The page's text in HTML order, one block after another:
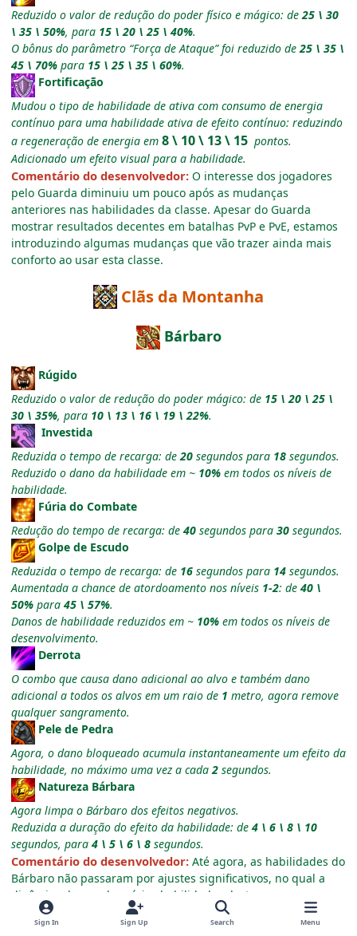
Reduzido o valor de redução do poder físico e mágico: de25 \ 30
\ 35 \ 50%, para 15 \ 20 \ 25 \ 40%.
O bônus do parâmetro “Força de Ataque” foi reduzido de25 \ 35 \
45 \ 70% para 15 \ 25 \ 35 \ 60%.
Fortificação
Mudou o tipo de habilidade de ativa com consumo de energia
contínuo para uma habilidade ativa de efeito contínuo: reduzindo
a regeneração de energia em 8 \ 10 \ 13 \ 15 pontos.
Adicionado um efeito visual para a habilidade.
Comentário do desenvolvedor: O interesse dos jogadores
pelo Guarda diminuiu um pouco após as mudanças
anteriores nas habilidades da classe. Apesar do Guarda
mostrar resultados decentes em batalhas PvP e PvE, estamos
introduzindo algumas mudanças que vão trazer ainda mais
conforto ao usar esta classe.
Clãs da Montanha
Bárbaro
Rúgido
Reduzido o valor de redução do poder mágico: de 15 \ 20 \ 25 \
30 \ 35%, para 10 \ 13 \ 16 \ 19 \ 22%.
Investida
Reduzida o tempo de recarga: de20 segundos para 18 segundos.
Reduzido o dano da habilidade em ~ 10% em todos os níveis de
habilidade.
Fúria do Combate
Redução do tempo de recarga: de 40 segundos para 30 segundos.
Golpe de Escudo
Reduzida o tempo de recarga: de 16 segundos para 14 segundos.
Aumentada a chance de atordoamento nos níveis 1-2: de 40 \
50% para 45 \ 57%.
Danos de habilidade reduzidos em ~ 10% em todos os níveis de
desenvolvimento.
Derrota
O combo que causa dano adicional ao alvo e também dano
adicional a todos os alvos em um raio de 1 metro, agora remove
qualquer sangramento.
Pele de Pedra
Agora, o dano bloqueado acumula instantaneamente um efeito da
habilidade, no máximo uma vez a cada2 segundos.
Natureza Bárbara
Agora limpa o Bárbaro dos efeitos negativos.
Reduzida a duração do efeito da habilidade: de 4 \ 6 \ 8 \ 10
segundos, para 4 \ 5 \ 6 \ 8 segundos.
Comentário do desenvolvedor: Até agora, as habilidades do
Bárbaro não passaram por ajustes significativos, no qual a
dinâmica de uso das várias habilidades deste personagem
permaneceu no mesmo nível por muito tempo. Essas
mudanças ajudarão a mover essa montanha inquebrável e
Sign In Sign Up Search Menu